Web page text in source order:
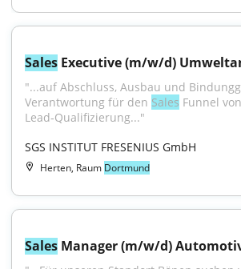
Sales Executive (m/w/d)
"...auf Abschluss, Ausbau und
Verantwortung für den Sales Funnel von
Lead‑Qualifizierung..."
SGS INSTITUT FRESENIUS GmbH
Herten, Raum Dortmund
Sales Manager (m/w/d)